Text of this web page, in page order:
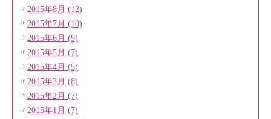
2015年8月 (12)
2015年7月 (10)
2015年6月 (9)
2015年5月 (7)
2015年4月 (5)
2015年3月 (8)
2015年2月 (7)
2015年1月 (7)